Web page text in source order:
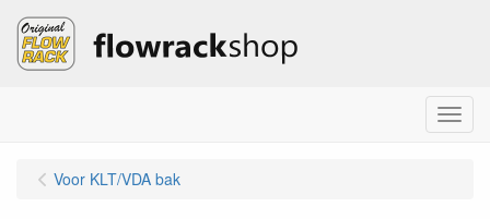
Menu
Voor KLT/VDA bak